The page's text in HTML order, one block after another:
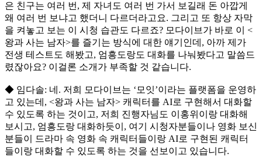
은 친구는 여러 번, 제 자녀도 여러 번 가서 보길래 돈 아깝게
왜 여러 번 보냐고 했더니 다르더라고요. 그리고 또 항상 자막
을 켜놓고 보는 이 시청 습관도 다르죠? 모다이브가 바로 이 <
왕과 사는 남자>를 즐기는 방식에 대한 얘기인데, 아까 제가
전생 테스트도 해봤고, 엄흥도랑도 대화를 나눠봤다고 말씀드
렸잖아요? 이걸론 소개가 부족할 것 같습니다.
◆ 임다솔: 네. 저희 모다이브는 ‘모잇’이라는 플랫폼을 운영하
고 있는데, <왕과 사는 남자> 캐릭터를 AI로 구현해서 대화할
수 있도록 하는 것이고, 저희 진행자님도 이홍위이랑 대화해
보시고, 엄흥도랑 대화하듯이, 여기 시청자분들이나 영화 보신
분들이 드라마 속 영화 속 캐릭터들이랑 AI로 구현된 캐릭터
들이랑 대화할 수 있도록 하는 것을 선보이고 있습니다.